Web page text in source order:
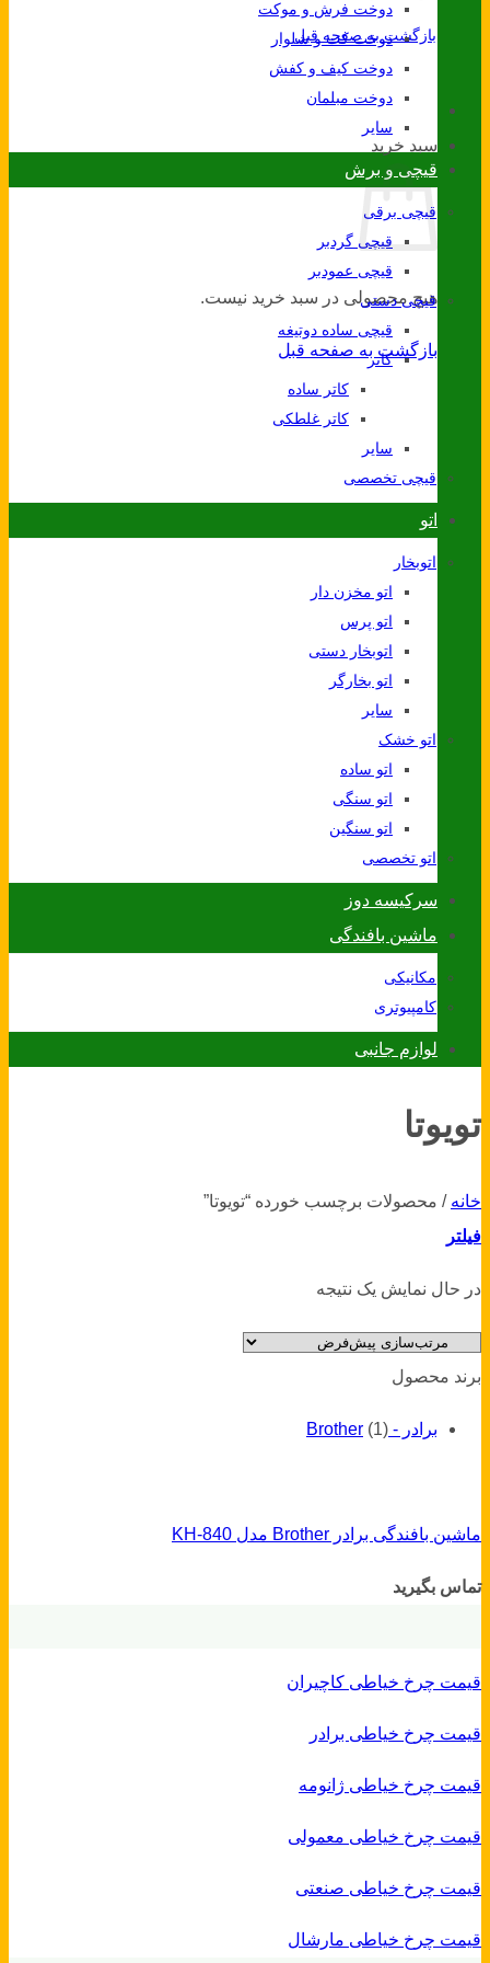
بازگشت به صفحه قبل
سبد خرید
هیچ محصولی در سبد خرید نیست.
بازگشت به صفحه قبل
دوخت فرش و موکت
دوخت کت و شلوار
دوخت کیف و کفش
دوخت مبلمان
سایر
قیچی و برش
قیچی برقی
قیچی گردبر
قیچی عمودبر
قیچی دستی
قیچی ساده دوتیغه
کاتر
کاتر ساده
کاتر غلطکی
سایر
قیچی تخصصی
اتو
اتوبخار
اتو مخزن دار
اتو پرس
اتوبخار دستی
اتو بخارگر
سایر
اتو خشک
اتو ساده
اتو سنگی
اتو سنگین
اتو تخصصی
سرکیسه دوز
ماشین بافندگی
مکانیکی
کامپیوتری
لوازم جانبی
تویوتا
خانه / محصولات برچسب خورده “تویوتا”
فیلتر
در حال نمایش یک نتیجه
برند محصول
برادر - Brother (1)
ماشین بافندگی برادر Brother مدل KH-840
تماس بگیرید
قیمت چرخ خیاطی کاچیران
قیمت چرخ خیاطی برادر
قیمت چرخ خیاطی ژانومه
قیمت چرخ خیاطی معمولی
قیمت چرخ خیاطی صنعتی
قیمت چرخ خیاطی مارشال